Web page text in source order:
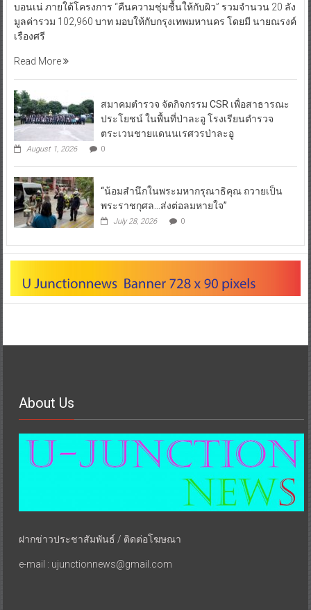
บอนเน่ ภายใต้โครงการ “คืนความชุ่มชื้นให้กับผิว” รวมจำนวน 20 ลัง
มูลค่ารวม 102,960 บาท มอบให้กับกรุงเทพมหานคร โดยมี นายณรงค์
เรืองศรี
Read More
สมาคมตำรวจ จัดกิจกรรม CSR เพื่อสาธารณะ
ประโยชน์ ในพื้นที่ป่าละอู โรงเรียนตำรวจ
ตระเวนชายแดนนเรศวรป่าละอู
August 1, 2026 0
“น้อมสำนึกในพระมหากรุณาธิคุณ ถวายเป็น
พระราชกุศล…ส่งต่อลมหายใจ”
July 28, 2026 0
About Us
ฝากข่าวประชาสัมพันธ์ / ติดต่อโฆษณา
e-mail : ujunctionnews@gmail.com